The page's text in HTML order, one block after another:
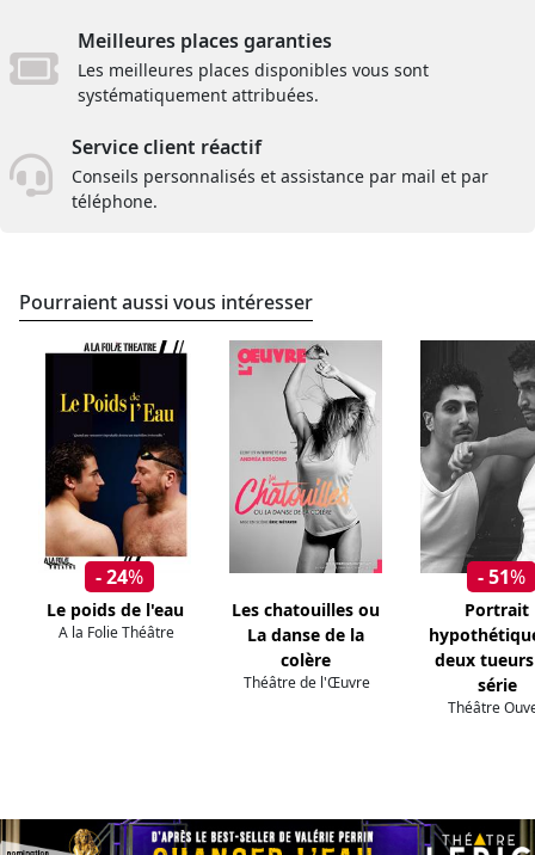
Meilleures places garanties
Les meilleures places disponibles vous sont
systématiquement attribuées.
Service client réactif
Conseils personnalisés et assistance par mail et par
téléphone.
Pourraient aussi vous intéresser
- 24%
Le poids de l'eau
A la Folie Théâtre
Les chatouilles ou
La danse de la
colère
Théâtre de l'Œuvre
- 51%
Portrait
deux
série
Théâtre